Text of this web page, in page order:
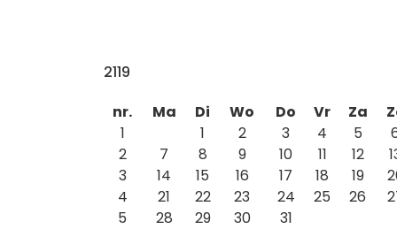
2119
nr.
Ma Di Wo Do Vr Za
1
1 2 3 4 5
2
7 8 9 10 11 12
3
14 15 16 17 18 19
4
21 22 23 24 25 26
5
28 29 30 31